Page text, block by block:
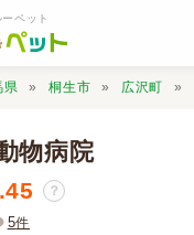
ペット
県 桐生市 広沢町
物病院
？
5件